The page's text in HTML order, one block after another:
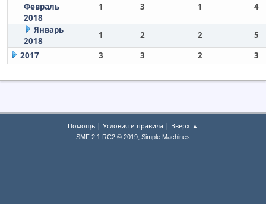
Февраль
2018
1 3 1 4
Январь
2018
1 2 2
5
2017
3 3 2 3
Помощь | Условия и правила | Вверх ▲
SMF 2.1 RC2 © 2019, Simple Machines